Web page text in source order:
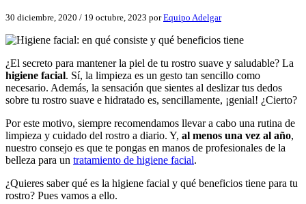
30 diciembre, 2020 / 19 octubre, 2023 porEquipo Adelgar
¿El secreto para mantener la piel de tu rostro suave y saludable? La
higiene facial. Sí, la limpieza es un gesto tan sencillo como
necesario. Además, la sensación que sientes al deslizar tus dedos
sobre tu rostro suave e hidratado es, sencillamente, ¡genial! ¿Cierto?
Por este motivo, siempre recomendamos llevar a cabo una rutina de
limpieza y cuidado del rostro a diario. Y, al menos una vez al año,
nuestro consejo es que te pongas en manos de profesionales de la
belleza para un tratamiento de higiene facial.
¿Quieres saber qué es la higiene facial y qué beneficios tiene para tu
rostro? Pues vamos a ello.